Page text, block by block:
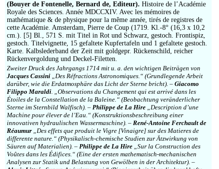
(Bouyer de Fontenelle, Bernard de, Editeur). Histoire de l’Académie
Royale des Sciences. Année MDCCXIV. Avec les mémoires de
mathématique & de physique pour la même année, tirés de registres de
cette Académie. Amsterdam, Pierre de Coup (1719. Kl.-8° (16,3 x 10,2
cm.). [5] Bl., 571 S. mit Titel in Rot und Schwarz, gestoch. Frontispiz,
gestoch. Titelvignette, 15 gefaltete Kupfertafeln und 1 gefaltete gestoch.
Karte. Kalbslederband der Zeit mit goldgepr. Rückenschild, reicher
Rückenvergoldung und Deckel-Filetten.
Zweiter Druck des Jahrgangs 1714 mit u. a. den wichtigen Beiträgen von
Jacques Cassini „Des Réfractions Astronomiques.“ (Grundlegende Arbeit
darüber, wie die Erdatmosphäre das Licht der Sterne bricht). – Giacomo
Filippo Maraldi. „Observations du Changement qui est arrivé dans les
Étoiles de la Constellation de la Baleine.“ (Beobachtung veränderlicher
Sterne im Sternbild Walfisch). – Philippe de La Hire „Description d’une
Machine pour élever de l’Eau.“ (Konstruktionsbeschreibung einer
innovativen hydraulischen Wassermaschine). – René-Antoine Ferchault de
Réaumur „Des effets que produit le Vigre [Vinaigre] sur des Matieres de
differente nature.“ (Physikalisch-chemische Studien zur Ätzwirkung von
Säuren auf Materialien). – Philippe de La Hire „Sur la Construction des
Voûtes dans les Édifices.“ (Eine der ersten mathematisch-mechanischen
Analysen zur Statik und Belastung von Gewölben in der Architektur). –